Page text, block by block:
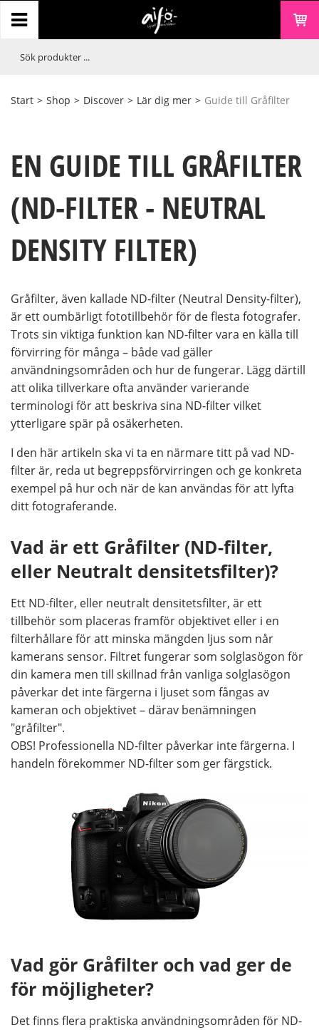
Start > Shop > Discover > Lär dig mer > Guide till Gråfilter
EN GUIDE TILL GRÅFILTER
(ND-FILTER - NEUTRAL
DENSITY FILTER)
Gråfilter, även kallade ND-filter (Neutral Density-filter),
är ett oumbärligt fototillbehör för de flesta fotografer.
Trots sin viktiga funktion kan ND-filter vara en källa till
förvirring för många – både vad gäller
användningsområden och hur de fungerar. Lägg därtill
att olika tillverkare ofta använder varierande
terminologi för att beskriva sina ND-filter vilket
ytterligare spär på osäkerheten.
I den här artikeln ska vi ta en närmare titt på vad ND-
filter är, reda ut begreppsförvirringen och ge konkreta
exempel på hur och när de kan användas för att lyfta
ditt fotograferande.
Vad är ett Gråfilter (ND-filter,
eller Neutralt densitetsfilter)?
Ett ND-filter, eller neutralt densitetsfilter, är ett
tillbehör som placeras framför objektivet eller i en
filterhållare för att minska mängden ljus som når
kamerans sensor. Filtret fungerar som solglasögon för
din kamera men till skillnad från vanliga solglasögon
påverkar det inte färgerna i ljuset som fångas av
kameran och objektivet – därav benämningen
"gråfilter".
OBS! Professionella ND-filter påverkar inte färgerna. I
handeln förekommer ND-filter som ger färgstick.
Vad gör Gråfilter och vad ger de
för möjligheter?
Det finns flera praktiska användningsområden för ND-